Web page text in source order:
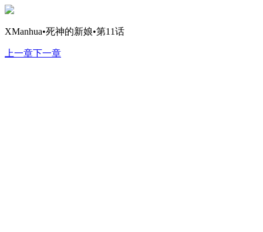
XManhua•死神的新娘•第11话
上一章下一章